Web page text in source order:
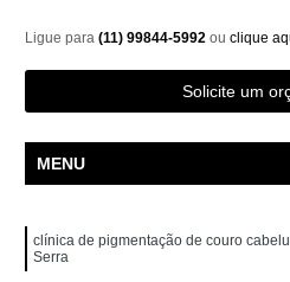
Ligue para(11) 99844-5992ouclique
Solicite um
MENU
clínica de pigmentação de couro
Serra